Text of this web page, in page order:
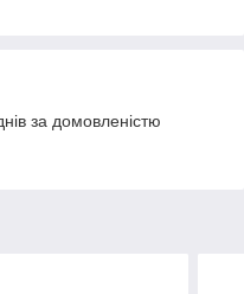
за домовленістю